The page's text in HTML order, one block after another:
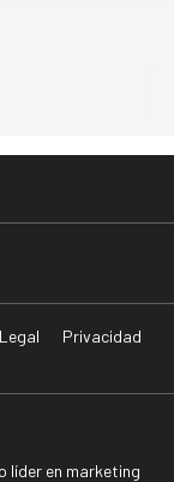
Privacidad
líder en marketing